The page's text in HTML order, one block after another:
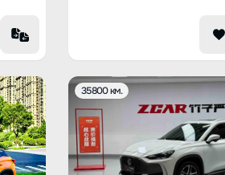
35800 км.